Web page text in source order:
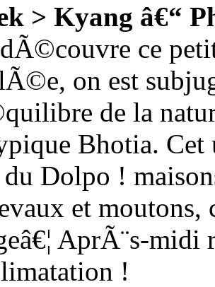
> Kyang â€“
ce
on est
de la
Bhotia. Cet
Dolpo !
et moutons,
AprÃ¨s-
!